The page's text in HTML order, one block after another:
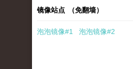
镜像站点 （免翻墙）
泡泡镜像#1 泡泡镜像#2